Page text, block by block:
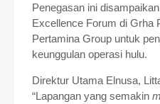
Penegasan ini
Excellence Forum di Grha
Pertamina Group untuk
keunggulan operasi hulu.
Direktur Utama Elnusa,
“Lapangan yang semakin